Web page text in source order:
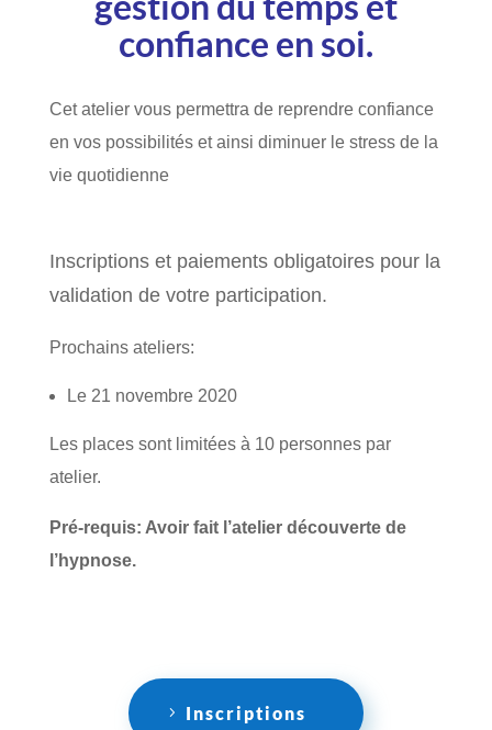
confiance en soi.
Cet atelier vous permettra de reprendre confiance
en vos possibilités et ainsi diminuer le stress de la
vie quotidienne
Inscriptions et paiements obligatoires pour la
validation de votre participation.
Prochains ateliers:
Le 21 novembre 2020
Les places sont limitées à 10 personnes par
atelier.
Pré-requis: Avoir fait l’atelier découverte de
l’hypnose.
Inscriptions